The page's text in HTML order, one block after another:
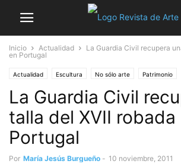
Inicio Actualidad
La Guardia Civil recupera
en Portugal
Actualidad Escultura No sólo arte Patrimonio
La Guardia Civil
talla del XVII robada
Portugal
Por María Jesús Burgueño - 10 noviembre, 2011